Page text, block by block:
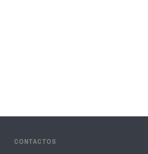
ajudar os seus
CONTACTOS